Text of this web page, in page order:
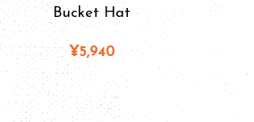
Bucket Hat
¥5,940